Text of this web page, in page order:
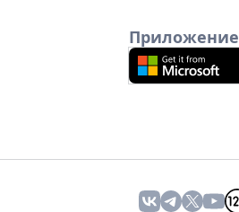
Приложение